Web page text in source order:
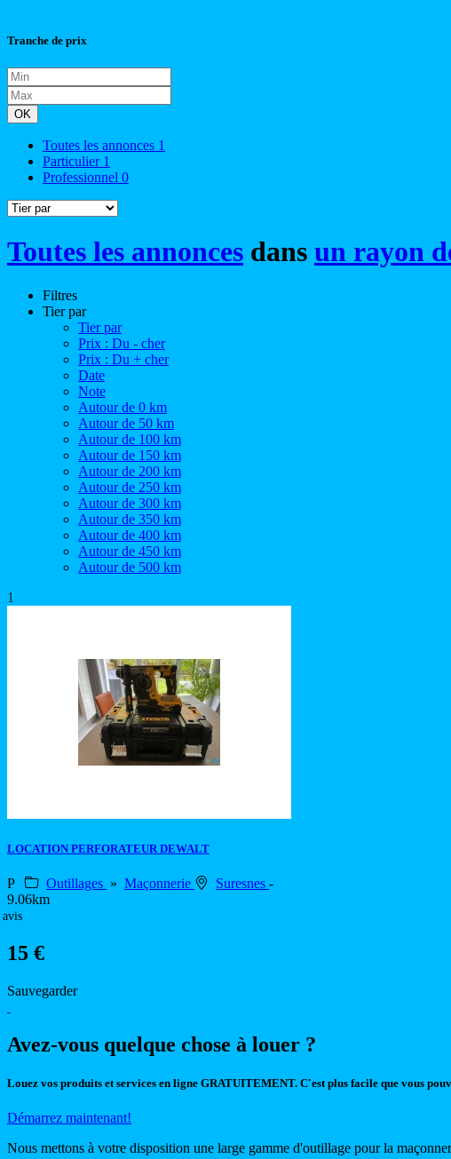
Tranche de prix
OK
Toutes les annonces 1
Particulier 1
Professionnel 0
Toutes les annonces dans un rayon
Filtres
Tier par
Tier par
Prix : Du - cher
Prix : Du + cher
Date
Note
Autour de 0 km
Autour de 50 km
Autour de 100 km
Autour de 150 km
Autour de 200 km
Autour de 250 km
Autour de 300 km
Autour de 350 km
Autour de 400 km
Autour de 450 km
Autour de 500 km
1
LOCATION PERFORATEUR DEWALT
P Outillages » Maçonnerie Suresnes -
9.06km
avis
15 €
Sauvegarder
Avez-vous quelque chose à louer ?
Louez vos produits et services en ligne GRATUITEMENT. C'est plus facile que vous
Démarrez maintenant!
Nous mettons à votre disposition une large gamme d'outillage pour la